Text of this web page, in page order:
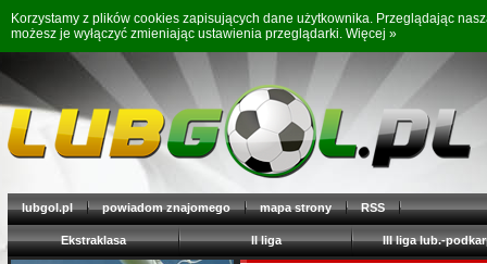
Korzystamy z plików cookies zapisujących dane użytkownika. Przeglądając
możesz je wyłączyć zmieniając ustawienia przeglądarki. Więcej »
lubgol.pl powiadom znajomego mapa strony RSS
Ekstraklasa II liga III liga lub.-